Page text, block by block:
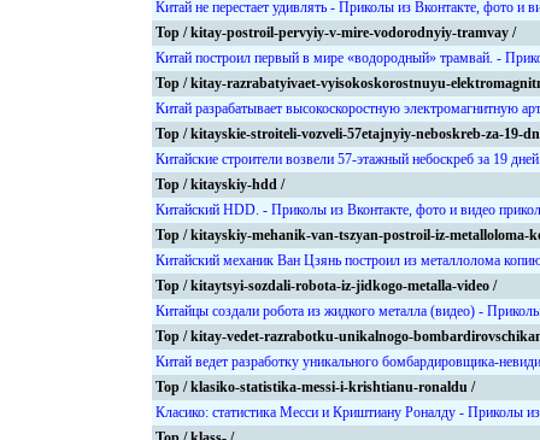
Китай не перестает удивлять - Приколы из Вконтакте, фото и
Top / kitay-postroil-pervyiy-v-mire-vodorodnyiy-tramvay /
Китай построил первый в мире «водородный» трамвай. -
Top / kitay-razrabatyivaet-vyisokoskorostnuyu-
Китай разрабатывает высокоскоростную электромагнитную
Top / kitayskie-stroiteli-vozveli-57etajnyiy-neboskreb-za-19-
Китайские строители возвели 57-этажный небоскреб за 19
Top / kitayskiy-hdd /
Китайский HDD. - Приколы из Вконтакте, фото и видео
Top / kitayskiy-mehanik-van-tszyan-postroil-iz-metalloloma-
Китайский механик Ван Цзянь построил из металлолома
Top / kitaytsyi-sozdali-robota-iz-jidkogo-metalla-video /
Китайцы создали робота из жидкого металла (видео) -
Top / kitay-vedet-razrabotku-unikalnogo-
Китай ведет разработку уникального бомбардировщика-
Top / klasiko-statistika-messi-i-krishtianu-ronaldu /
Класико: статистика Месси и Криштиану Роналду - Приколы